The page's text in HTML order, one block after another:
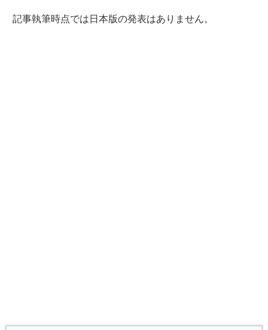
記事執筆時点では日本版の発表はありません。